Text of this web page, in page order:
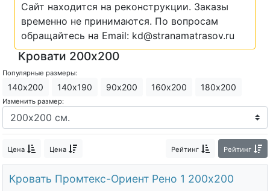
Open submenu (Постельное белье)
Постельное белье
Open submenu (Мебель)
Мебель
Open submenu (Основания)
Основания
Open submenu (Детские матрасы)
Детские матрасы
Open submenu (Детские кровати)
Детские кровати
Open submenu (Шкафы)
Шкафы
Контакты
Сайт находится на реконструкции. Заказы
временно не принимаются. По вопросам
обращайтесь на Email: kd@stranamatrasov.ru
Кровати 200х200
Популярные размеры:
140х200 140х190 90х200 160х200 180х200
Изменить размер:
Цена Цена Рейтинг Рейтинг
Кровать Промтекс-Ориент Рено 1 200х200